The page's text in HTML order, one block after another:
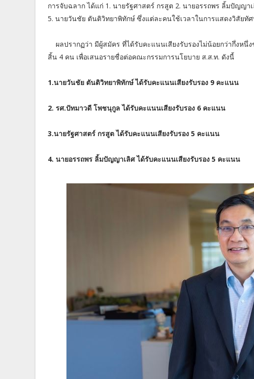
การจับฉลาก ได้แก่ 1. นายรัฐศาสตร์ กรสูต 2. นายอรรถพร ลิ้มปัญญ
5. นายวันชัย ตันติวิทยาพิทักษ์ ซึ่งแต่ละคนใช้เวลาในการแสดงวิสัยทั
ผลปรากฏว่า มีผู้สมัคร ที่ได้รับคะแนนเสียงรับรองไม่น้อยกว่ากึ่งห
สิ้น 4 คน เพื่อเสนอรายชื่อต่อคณะกรรมการนโยบาย ส.ส.ท. ดังนี้
1.นายวันชัย ตันติวิทยาพิทักษ์ ได้รับคะแนนเสียงรับรอง 9 คะแนน
2. รศ.ปัทมาวดี โพชนุกูล ได้รับคะแนนเสียงรับรอง 6 คะแนน
3.นายรัฐศาสตร์ กรสูต ได้รับคะแนนเสียงรับรอง 5 คะแนน
4. นายอรรถพร ลิ้มปัญญาเลิศ ได้รับคะแนนเสียงรับรอง 5 คะแนน